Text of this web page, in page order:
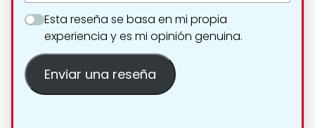
Esta reseña se basa en mi propia
experiencia y es mi opinión genuina.
Enviar una reseña